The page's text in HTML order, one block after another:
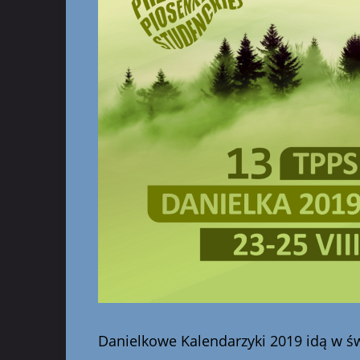
Danielkowe Kalendarzyki 2019 idą w